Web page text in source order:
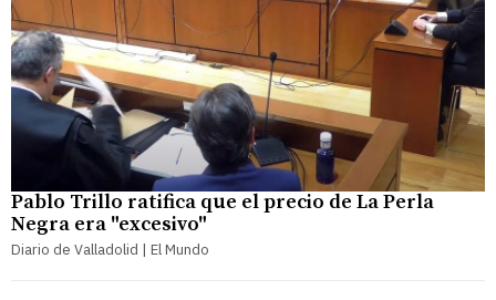
Pablo Trillo ratifica que el precio de La Perla
Negra era "excesivo"
Diario de Valladolid | El Mundo